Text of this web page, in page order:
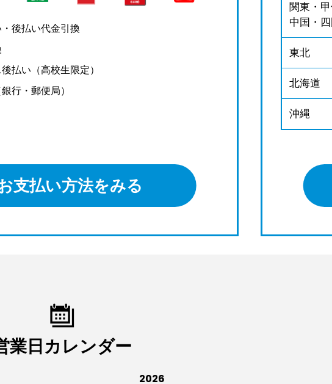
後払い代金引換
払い（高校生限定）
行・郵便局）
支払い方法をみる
関東・
中国・
東北
北海道
沖縄
業日カレンダー
2026